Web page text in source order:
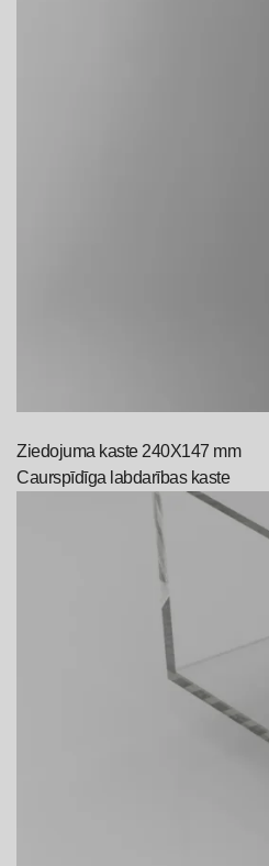
Ziedojuma kaste 240X147 mm
Caurspīdīga labdarības kaste